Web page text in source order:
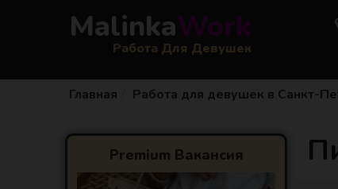
Malinka
Работа Для Девушек
Главная Работа для девушек в Санкт-
Premium Вакансия